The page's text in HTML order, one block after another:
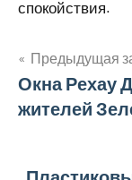
спокойствия.
по
Предыдущая
Окна Рехау
жителей